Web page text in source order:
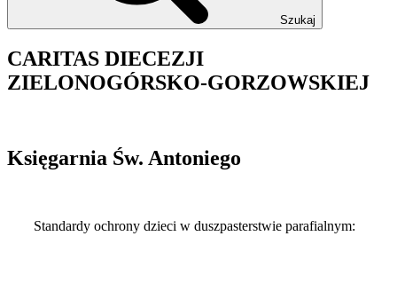
Szukaj
CARITAS DIECEZJI
ZIELONOGÓRSKO-GORZOWSKIEJ
Księgarnia Św. Antoniego
Standardy ochrony dzieci w duszpasterstwie parafialnym: